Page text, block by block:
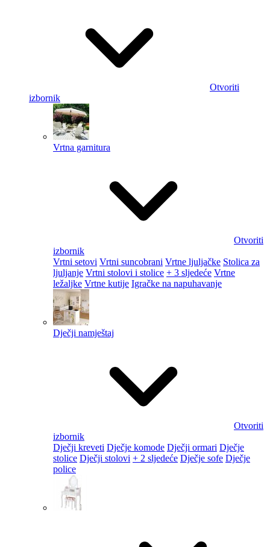
Otvoriti
izbornik
Vrtna garnitura
Otvoriti
izbornik
Vrtni setovi Vrtni suncobrani Vrtne ljuljačke Stolica za
ljuljanje Vrtni stolovi i stolice + 3 sljedeće Vrtne
ležaljke Vrtne kutije Igračke na napuhavanje
Dječji namještaj
Otvoriti
izbornik
Dječji kreveti Dječje komode Dječji ormari Dječje
stolice Dječji stolovi + 2 sljedeće Dječje sofe Dječje
police